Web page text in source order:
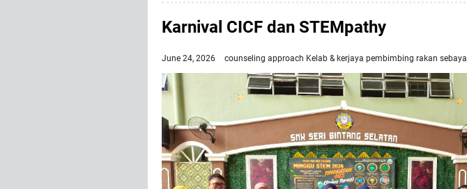
Karnival CICF dan STEMpathy
June 24, 2026 counseling approach Kelab & kerjaya pembimbing rakan sebaya